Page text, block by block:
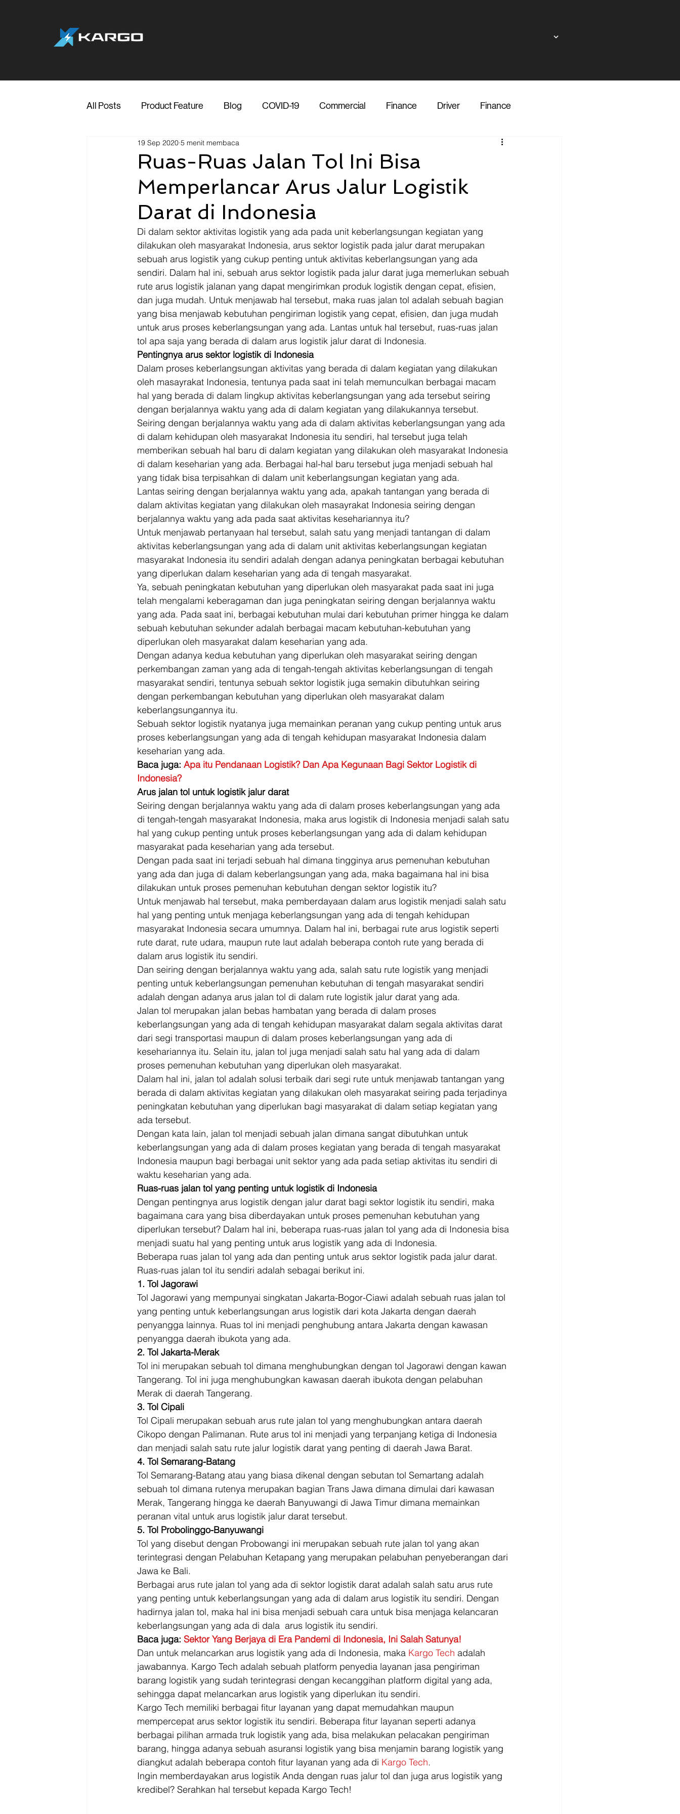
All Posts Product Feature Blog COVID-19 Commercial Finance Driver Finance
Marketing Media
Transporter Support Blog Vendor Shipper Media COVID-19 Finance
Jakarta
Ruas-Ruas Jalan Tol Ini Bisa
Memperlancar Arus Jalur Logistik
Darat di Indonesia
19 Sep 2020 5 menit membaca
Di dalam sektor aktivitas logistik yang ada pada unit keberlangsungan kegiatan yang
dilakukan oleh masyarakat Indonesia, arus sektor logistik pada jalur darat merupakan
sebuah arus logistik yang cukup penting untuk aktivitas keberlangsungan yang ada
sendiri. Dalam hal ini, sebuah arus sektor logistik pada jalur darat juga memerlukan sebuah
rute arus logistik jalanan yang dapat mengirimkan produk logistik dengan cepat, efisien,
dan juga mudah. Untuk menjawab hal tersebut, maka ruas jalan tol adalah sebuah bagian
yang bisa menjawab kebutuhan pengiriman logistik yang cepat, efisien, dan juga mudah
untuk arus proses keberlangsungan yang ada. Lantas untuk hal tersebut, ruas-ruas jalan
tol apa saja yang berada di dalam arus logistik jalur darat di Indonesia.
Pentingnya arus sektor logistik di Indonesia
Dalam proses keberlangsungan aktivitas yang berada di dalam kegiatan yang dilakukan
oleh masayrakat Indonesia, tentunya pada saat ini telah memunculkan berbagai macam
hal yang berada di dalam lingkup aktivitas keberlangsungan yang ada tersebut seiring
dengan berjalannya waktu yang ada di dalam kegiatan yang dilakukannya tersebut.
Seiring dengan berjalannya waktu yang ada di dalam aktivitas keberlangsungan yang ada
di dalam kehidupan oleh masyarakat Indonesia itu sendiri, hal tersebut juga telah
memberikan sebuah hal baru di dalam kegiatan yang dilakukan oleh masyarakat Indonesia
di dalam keseharian yang ada. Berbagai hal-hal baru tersebut juga menjadi sebuah hal
yang tidak bisa terpisahkan di dalam unit keberlangsungan kegiatan yang ada.
Lantas seiring dengan berjalannya waktu yang ada, apakah tantangan yang berada di
dalam aktivitas kegiatan yang dilakukan oleh masayrakat Indonesia seiring dengan
berjalannya waktu yang ada pada saat aktivitas kesehariannya itu?
Untuk menjawab pertanyaan hal tersebut, salah satu yang menjadi tantangan di dalam
aktivitas keberlangsungan yang ada di dalam unit aktivitas keberlangsungan kegiatan
masyarakat Indonesia itu sendiri adalah dengan adanya peningkatan berbagai kebutuhan
yang diperlukan dalam keseharian yang ada di tengah masyarakat.
Ya, sebuah peningkatan kebutuhan yang diperlukan oleh masyarakat pada saat ini juga
telah mengalami keberagaman dan juga peningkatan seiring dengan berjalannya waktu
yang ada. Pada saat ini, berbagai kebutuhan mulai dari kebutuhan primer hingga ke dalam
sebuah kebutuhan sekunder adalah berbagai macam kebutuhan-kebutuhan yang
diperlukan oleh masyarakat dalam keseharian yang ada.
Dengan adanya kedua kebutuhan yang diperlukan oleh masyarakat seiring dengan
perkembangan zaman yang ada di tengah-tengah aktivitas keberlangsungan di tengah
masyarakat sendiri, tentunya sebuah sektor logistik juga semakin dibutuhkan seiring
dengan perkembangan kebutuhan yang diperlukan oleh masyarakat dalam
keberlangsungannya itu.
Sebuah sektor logistik nyatanya juga memainkan peranan yang cukup penting untuk arus
proses keberlangsungan yang ada di tengah kehidupan masyarakat Indonesia dalam
keseharian yang ada.
Baca juga: Apa itu Pendanaan Logistik? Dan Apa Kegunaan Bagi Sektor Logistik di
Indonesia?
Arus jalan tol untuk logistik jalur darat
Seiring dengan berjalannya waktu yang ada di dalam proses keberlangsungan yang ada
di tengah-tengah masyarakat Indonesia, maka arus logistik di Indonesia menjadi salah satu
hal yang cukup penting untuk proses keberlangsungan yang ada di dalam kehidupan
masyarakat pada keseharian yang ada tersebut.
Dengan pada saat ini terjadi sebuah hal dimana tingginya arus pemenuhan kebutuhan
yang ada dan juga di dalam keberlangsungan yang ada, maka bagaimana hal ini bisa
dilakukan untuk proses pemenuhan kebutuhan dengan sektor logistik itu?
Untuk menjawab hal tersebut, maka pemberdayaan dalam arus logistik menjadi salah satu
hal yang penting untuk menjaga keberlangsungan yang ada di tengah kehidupan
masyarakat Indonesia secara umumnya. Dalam hal ini, berbagai rute arus logistik seperti
rute darat, rute udara, maupun rute laut adalah beberapa contoh rute yang berada di
dalam arus logistik itu sendiri.
Dan seiring dengan berjalannya waktu yang ada, salah satu rute logistik yang menjadi
penting untuk keberlangsungan pemenuhan kebutuhan di tengah masyarakat sendiri
adalah dengan adanya arus jalan tol di dalam rute logistik jalur darat yang ada.
Jalan tol merupakan jalan bebas hambatan yang berada di dalam proses
keberlangsungan yang ada di tengah kehidupan masyarakat dalam segala aktivitas darat
dari segi transportasi maupun di dalam proses keberlangsungan yang ada di
kesehariannya itu. Selain itu, jalan tol juga menjadi salah satu hal yang ada di dalam
proses pemenuhan kebutuhan yang diperlukan oleh masyarakat.
Dalam hal ini, jalan tol adalah solusi terbaik dari segi rute untuk menjawab tantangan yang
berada di dalam aktivitas kegiatan yang dilakukan oleh masyarakat seiring pada terjadinya
peningkatan kebutuhan yang diperlukan bagi masyarakat di dalam setiap kegiatan yang
ada tersebut.
Dengan kata lain, jalan tol menjadi sebuah jalan dimana sangat dibutuhkan untuk
keberlangsungan yang ada di dalam proses kegiatan yang berada di tengah masyarakat
Indonesia maupun bagi berbagai unit sektor yang ada pada setiap aktivitas itu sendiri di
waktu keseharian yang ada.
Ruas-ruas jalan tol yang penting untuk logistik di Indonesia
Dengan pentingnya arus logistik dengan jalur darat bagi sektor logistik itu sendiri, maka
bagaimana cara yang bisa diberdayakan untuk proses pemenuhan kebutuhan yang
diperlukan tersebut? Dalam hal ini, beberapa ruas-ruas jalan tol yang ada di Indonesia bisa
menjadi suatu hal yang penting untuk arus logistik yang ada di Indonesia.
Beberapa ruas jalan tol yang ada dan penting untuk arus sektor logistik pada jalur darat.
Ruas-ruas jalan tol itu sendiri adalah sebagai berikut ini.
1. Tol Jagorawi
Tol Jagorawi yang mempunyai singkatan Jakarta-Bogor-Ciawi adalah sebuah ruas jalan tol
yang penting untuk keberlangsungan arus logistik dari kota Jakarta dengan daerah
penyangga lainnya. Ruas tol ini menjadi penghubung antara Jakarta dengan kawasan
penyangga daerah ibukota yang ada.
2. Tol Jakarta-Merak
Tol ini merupakan sebuah tol dimana menghubungkan dengan tol Jagorawi dengan kawan
Tangerang. Tol ini juga menghubungkan kawasan daerah ibukota dengan pelabuhan
Merak di daerah Tangerang.
3. Tol Cipali
Tol Cipali merupakan sebuah arus rute jalan tol yang menghubungkan antara daerah
Cikopo dengan Palimanan. Rute arus tol ini menjadi yang terpanjang ketiga di Indonesia
dan menjadi salah satu rute jalur logistik darat yang penting di daerah Jawa Barat.
4. Tol Semarang-Batang
Tol Semarang-Batang atau yang biasa dikenal dengan sebutan tol Semartang adalah
sebuah tol dimana rutenya merupakan bagian Trans Jawa dimana dimulai dari kawasan
Merak, Tangerang hingga ke daerah Banyuwangi di Jawa Timur dimana memainkan
peranan vital untuk arus logistik jalur darat tersebut.
5. Tol Probolinggo-Banyuwangi
Tol yang disebut dengan Probowangi ini merupakan sebuah rute jalan tol yang akan
terintegrasi dengan Pelabuhan Ketapang yang merupakan pelabuhan penyeberangan dari
Jawa ke Bali.
Berbagai arus rute jalan tol yang ada di sektor logistik darat adalah salah satu arus rute
yang penting untuk keberlangsungan yang ada di dalam arus logistik itu sendiri. Dengan
hadirnya jalan tol, maka hal ini bisa menjadi sebuah cara untuk bisa menjaga kelancaran
keberlangsungan yang ada di dala  arus logistik itu sendiri.
Baca juga: Sektor Yang Berjaya di Era Pandemi di Indonesia, Ini Salah Satunya!
Dan untuk melancarkan arus logistik yang ada di Indonesia, maka Kargo Tech adalah
jawabannya. Kargo Tech adalah sebuah platform penyedia layanan jasa pengiriman
barang logistik yang sudah terintegrasi dengan kecanggihan platform digital yang ada,
sehingga dapat melancarkan arus logistik yang diperlukan itu sendiri.
Kargo Tech memiliki berbagai fitur layanan yang dapat memudahkan maupun
mempercepat arus sektor logistik itu sendiri. Beberapa fitur layanan seperti adanya
berbagai pilihan armada truk logistik yang ada, bisa melakukan pelacakan pengiriman
barang, hingga adanya sebuah asuransi logistik yang bisa menjamin barang logistik yang
diangkut adalah beberapa contoh fitur layanan yang ada di Kargo Tech.
Ingin memberdayakan arus logistik Anda dengan ruas jalur tol dan juga arus logistik yang
kredibel? Serahkan hal tersebut kepada Kargo Tech!